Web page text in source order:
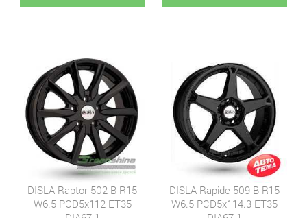
DISLA Raptor 502 B R15
W6.5 PCD5x112 ET35
DISLA Rapide 509 B R15
W6.5 PCD5x114.3 ET35